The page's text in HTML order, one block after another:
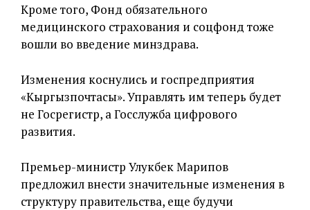
Кроме того, Фонд обязательного
медицинского страхования и соцфонд тоже
вошли во введение минздрава.
Изменения коснулись и госпредприятия
«Кыргызпочтасы». Управлять им теперь будет
не Госрегистр, а Госслужба цифрового
развития.
Премьер-министр Улукбек Марипов
предложил внести значительные изменения в
структуру правительства, еще будучи